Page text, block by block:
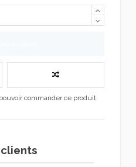
commander ce produit